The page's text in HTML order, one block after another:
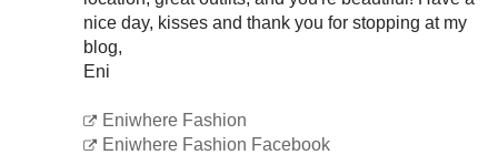
nice day, kisses and thank you for stopping at my
blog,
Eni
Eniwhere Fashion
Eniwhere Fashion Facebook